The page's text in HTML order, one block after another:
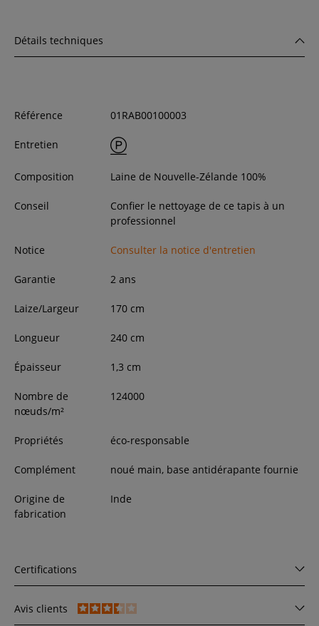
Détails techniques
Référence 01RAB00100003
Entretien
Composition Laine de Nouvelle-Zélande 100%
Conseil
Confier le nettoyage de ce tapis à un
professionnel
Notice Consulter la notice d'entretien
Garantie 2 ans
Laize/Largeur 170cm
Longueur 240cm
Épaisseur 1,3 cm
Nombre de
nœuds/m²
124000
Propriétés éco-responsable
Complément noué main, base antidérapante fournie
Origine de
fabrication
Inde
Certifications
Avis clients